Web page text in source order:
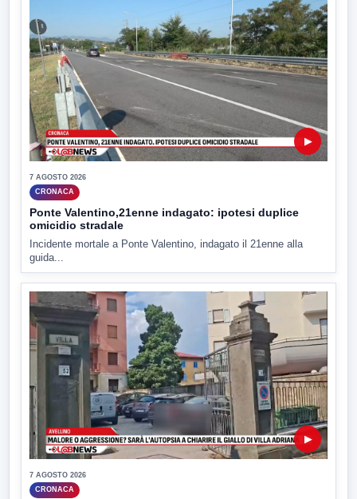
▶
7 AGOSTO 2026
CRONACA
Ponte Valentino,21enne indagato: ipotesi duplice
omicidio stradale
Incidente mortale a Ponte Valentino, indagato il 21enne alla
guida...
▶
7 AGOSTO 2026
CRONACA